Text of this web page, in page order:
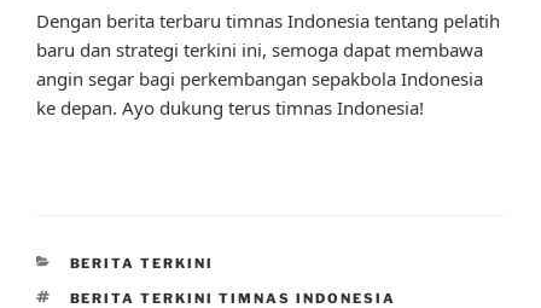
Dengan berita terbaru timnas Indonesia tentang pelatih
baru dan strategi terkini ini, semoga dapat membawa
angin segar bagi perkembangan sepakbola Indonesia
ke depan. Ayo dukung terus timnas Indonesia!
CATEGORIES
BERITA TERKINI
TAGS
BERITA TERKINI TIMNAS INDONESIA